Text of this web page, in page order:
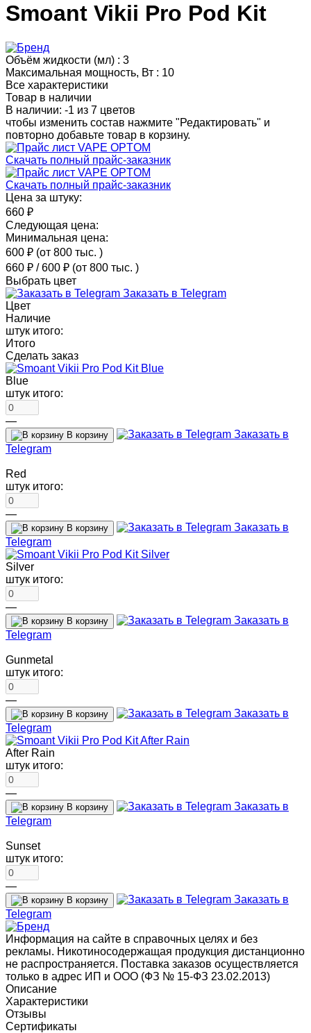
Smoant Vikii Pro Pod Kit
Объём жидкости (мл) : 3
Максимальная мощность, Вт : 10
Все характеристики
Товар в наличии
В наличии: -1 из 7 цветов
чтобы изменить состав нажмите "Редактировать" и
повторно добавьте товар в корзину.
Скачать полный прайс-заказник
Скачать полный прайс-заказник
Цена за штуку:
660 ₽
Следующая цена:
Минимальная цена:
600 ₽ (от 800 тыс. )
660 ₽ /600 ₽ (от 800 тыс. )
Выбрать цвет
Заказать в Telegram
Цвет
Наличие
штук итого:
Итого
Сделать заказ
Blue
штук итого:
—
В корзину
Заказать в
Telegram
Red
штук итого:
—
В корзину
Заказать в
Telegram
Silver
штук итого:
—
В корзину
Заказать в
Telegram
Gunmetal
штук итого:
—
В корзину
Заказать в
Telegram
After Rain
штук итого:
—
В корзину
Заказать в
Telegram
Sunset
штук итого:
—
В корзину
Заказать в
Telegram
Информация на сайте в справочных целях и без
рекламы. Никотиносодержащая продукция дистанционно
не распространяется. Поставка заказов осуществляется
только в адрес ИП и ООО (ФЗ № 15-ФЗ 23.02.2013)
Описание
Характеристики
Отзывы
Сертификаты